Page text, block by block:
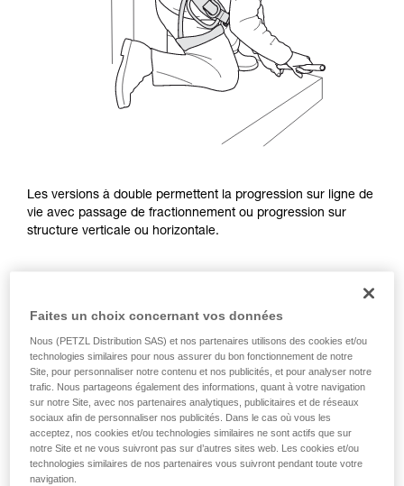
Les versions à double permettent la progression sur ligne de
vie avec passage de fractionnement ou progression sur
structure verticale ou horizontale.
Faites un choix concernant vos données
Nous (PETZL Distribution SAS) et nos partenaires utilisons des cookies et/ou
technologies similaires pour nous assurer du bon fonctionnement de notre
Site, pour personnaliser notre contenu et nos publicités, et pour analyser notre
trafic. Nous partageons également des informations, quant à votre navigation
sur notre Site, avec nos partenaires analytiques, publicitaires et de réseaux
sociaux afin de personnaliser nos publicités. Dans le cas où vous les
acceptez, nos cookies et/ou technologies similaires ne sont actifs que sur
notre Site et ne vous suivront pas sur d’autres sites web. Les cookies et/ou
technologies similaires de nos partenaires vous suivront pendant toute votre
navigation.